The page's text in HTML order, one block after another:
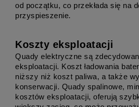
od początku, co przekłada się na
przyspieszenie.
Koszty eksploatacji
Quady elektryczne są
eksploatacji. Koszt ładowania
niższy niż koszt paliwa, a także
konserwacji. Quady spalinowe,
kosztów eksploatacji, oferują